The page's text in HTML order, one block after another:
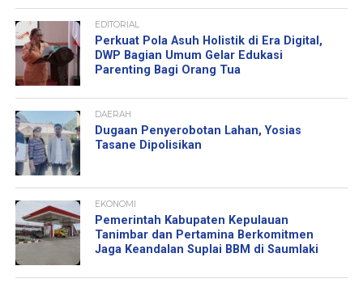
EDITORIAL
Perkuat Pola Asuh Holistik di Era Digital,
DWP Bagian Umum Gelar Edukasi
Parenting Bagi Orang Tua
DAERAH
Dugaan Penyerobotan Lahan, Yosias
Tasane Dipolisikan
EKONOMI
Pemerintah Kabupaten Kepulauan
Tanimbar dan Pertamina Berkomitmen
Jaga Keandalan Suplai BBM di Saumlaki